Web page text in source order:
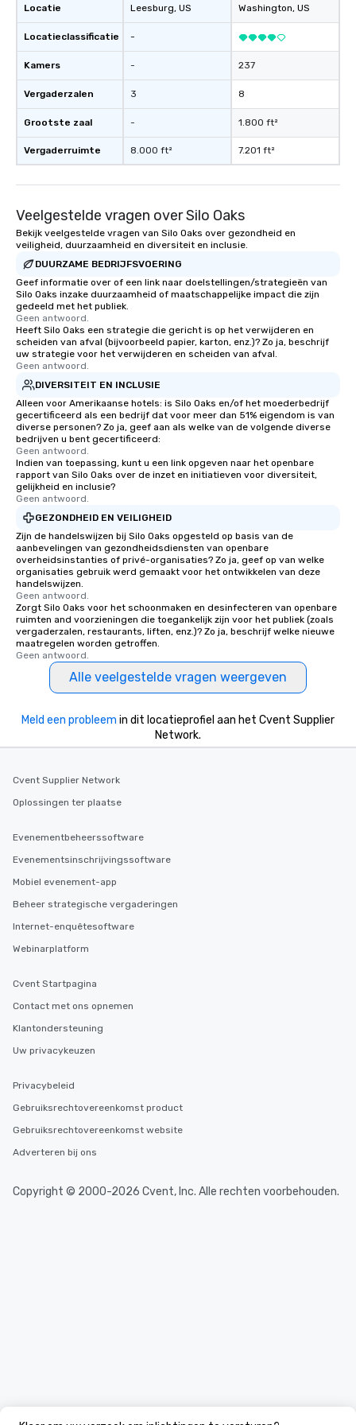
Locatie
Locatieclassificatie
Kamers
Vergaderzalen
Grootste zaal
Vergaderruimte
Leesburg, US
-
-
3
-
8.000 ft²
Washington, US
237
8
1.800 ft²
7.201 ft²
Veelgestelde vragen over Silo Oaks
Bekijk veelgestelde vragen van Silo Oaks over gezondheid en
veiligheid, duurzaamheid en diversiteit en inclusie.
DUURZAME BEDRIJFSVOERING
Geef informatie over of een link naar doelstellingen/strategieën van
Silo Oaks inzake duurzaamheid of maatschappelijke impact die zijn
gedeeld met het publiek.
Geen antwoord.
Heeft Silo Oaks een strategie die gericht is op het verwijderen en
scheiden van afval (bijvoorbeeld papier, karton, enz.)? Zo ja, beschrijf
uw strategie voor het verwijderen en scheiden van afval.
Geen antwoord.
DIVERSITEIT EN INCLUSIE
Alleen voor Amerikaanse hotels: is Silo Oaks en/of het moederbedrijf
gecertificeerd als een bedrijf dat voor meer dan 51% eigendom is van
diverse personen? Zo ja, geef aan als welke van de volgende diverse
bedrijven u bent gecertificeerd:
Geen antwoord.
Indien van toepassing, kunt u een link opgeven naar het openbare
rapport van Silo Oaks over de inzet en initiatieven voor diversiteit,
gelijkheid en inclusie?
Geen antwoord.
GEZONDHEID EN VEILIGHEID
Zijn de handelswijzen bij Silo Oaks opgesteld op basis van de
aanbevelingen van gezondheidsdiensten van openbare
overheidsinstanties of privé-organisaties? Zo ja, geef op van welke
organisaties gebruik werd gemaakt voor het ontwikkelen van deze
handelswijzen.
Geen antwoord.
Zorgt Silo Oaks voor het schoonmaken en desinfecteren van openbare
ruimten and voorzieningen die toegankelijk zijn voor het publiek (zoals
vergaderzalen, restaurants, liften, enz.)? Zo ja, beschrijf welke nieuwe
maatregelen worden getroffen.
Geen antwoord.
Alle veelgestelde vragen weergeven
Meld een probleem in dit locatieprofiel aan het Cvent Supplier
Network.
Cvent Supplier Network
Oplossingen ter plaatse
Evenementbeheerssoftware
Evenementsinschrijvingssoftware
Mobiel evenement-app
Beheer strategische vergaderingen
Internet-enquêtesoftware
Webinarplatform
Cvent Startpagina
Contact met ons opnemen
Klantondersteuning
Uw privacykeuzen
Privacybeleid
Gebruiksrechtovereenkomst product
Gebruiksrechtovereenkomst website
Adverteren bij ons
Copyright © 2000-2026 Cvent, Inc. Alle rechten voorbehouden.